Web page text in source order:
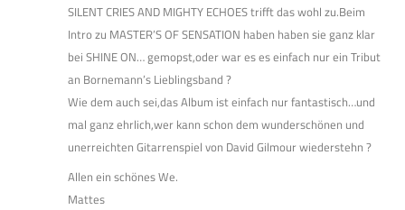
SILENT CRIES AND MIGHTY ECHOES trifft das wohl zu.Beim
Intro zu MASTER’S OF SENSATION haben haben sie ganz klar
bei SHINE ON… gemopst,oder war es es einfach nur ein Tribut
an Bornemann’s Lieblingsband ?
Wie dem auch sei,das Album ist einfach nur fantastisch…und
mal ganz ehrlich,wer kann schon dem wunderschönen und
unerreichten Gitarrenspiel von David Gilmour wiederstehn ?
Allen ein schönes We.
Mattes